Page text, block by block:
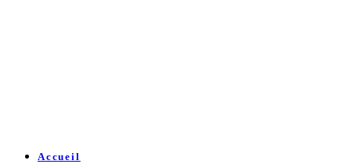
Accueil